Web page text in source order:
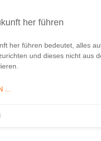
her führen
her führen bedeutet, alles
und dieses nicht aus
...